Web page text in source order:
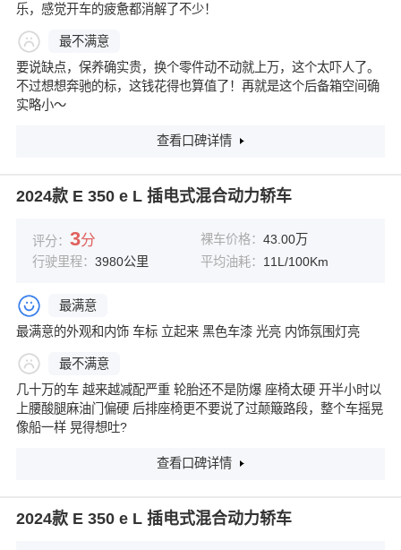
乐，感觉开车的疲惫都消解了不少！
最不满意
要说缺点，保养确实贵，换个零件动不动就上万，这个太吓人了。
不过想想奔驰的标，这钱花得也算值了！再就是这个后备箱空间确
实略小～
查看口碑详情
2024款 E 350 e L 插电式混合动力轿车
评分： 3分 裸车价格： 43.00万
行驶里程： 3980公里 平均油耗： 11L/100Km
最满意
最满意的外观和内饰 车标 立起来 黑色车漆 光亮 内饰氛围灯亮
最不满意
几十万的车 越来越减配严重 轮胎还不是防爆 座椅太硬 开半小时以
上腰酸腿麻油门偏硬 后排座椅更不要说了过颠簸路段，整个车摇晃
像船一样 晃得想吐?
查看口碑详情
2024款 E 350 e L 插电式混合动力轿车